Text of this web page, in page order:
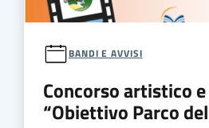
BANDI E AVVISI
Concorso artistico
“Obiettivo Parco